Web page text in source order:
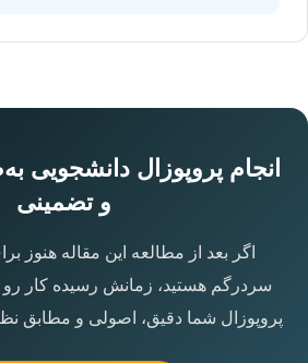
انجام پروپوزال
و تضمینی
اگر بعد از مطالعه این مقاله هنوز
سردرگم هستید، زمانش رسیده کار
پروپوزال شما دقیق، اصولی و مطابق